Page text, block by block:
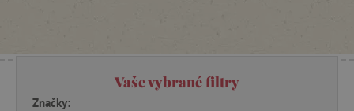
Vaše vybrané filtry
Značky: